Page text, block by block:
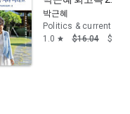
박근혜
Politics & current
1.0 star $16.04 $9.99
디지털교육연구대회